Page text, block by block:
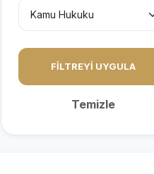
FİLTREYİ UYGULA
Temizle